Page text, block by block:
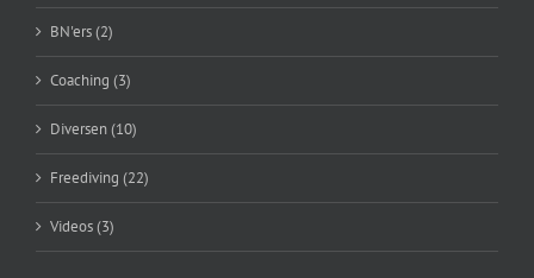
BN'ers (2)
Coaching (3)
Diversen (10)
Freediving (22)
Videos (3)